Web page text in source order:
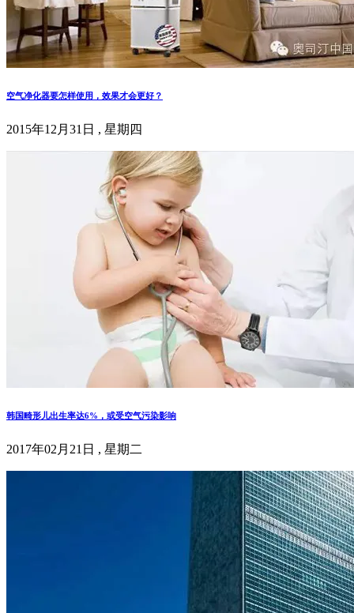
空气净化器要怎样使用，效果才会更好？
2015年12月31日 , 星期四
韩国畸形儿出生率达6%，或受空气污染影响
2017年02月21日 , 星期二